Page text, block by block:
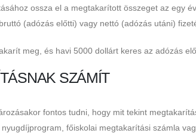
ossza el a megtakarított összeget az egy
(adózás előtti) vagy nettó (adózás utáni)
meg, és havi 5000 dollárt keres az adózás
SZÁMÍT
fontos tudni, hogy mit tekint
főiskolai megtakarítási számla